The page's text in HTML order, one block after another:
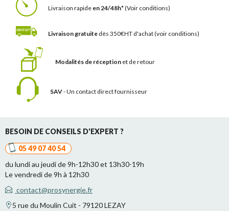
Livraison rapide en 24/48h*(Voir conditions)
Livraison gratuite dès 350€HT d'achat(voir conditions)
Modalités de réception et de retour
SAV- Un contact direct fournisseur
BESOIN DE CONSEILS D'EXPERT ?
05 49 07 40 54
du lundi au jeudi de 9h-12h30 et 13h30-19h
Le vendredi de 9h à 12h30
contact@prosynergie.fr
5 rue du Moulin Cuit - 79120 LEZAY